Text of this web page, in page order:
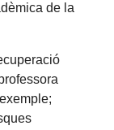
de la